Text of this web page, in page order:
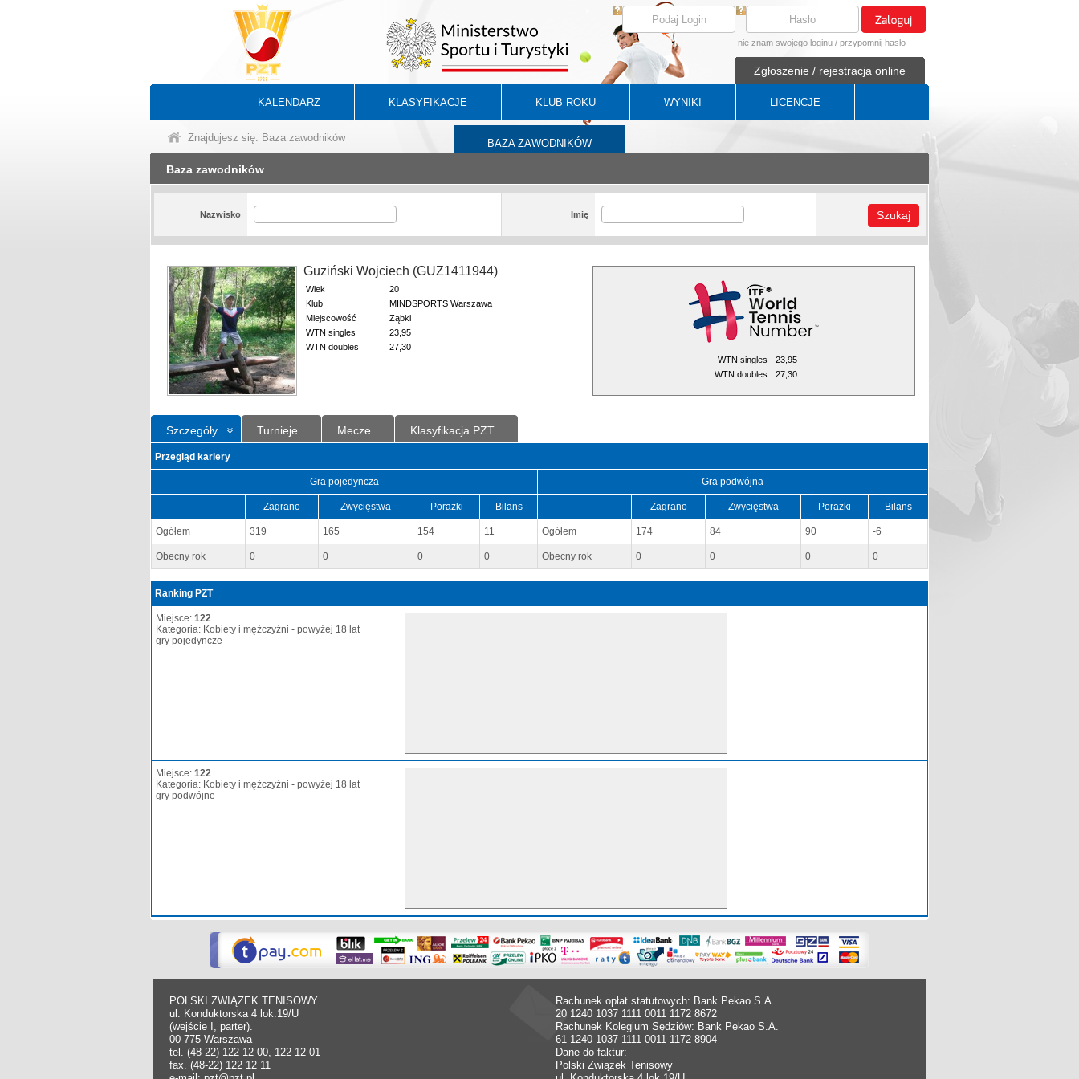
nie znam swojego loginu / przypomnij hasło
Zgłoszenie / rejestracja online
KALENDARZ KLASYFIKACJE KLUB ROKU WYNIKI LICENCJE
BAZA ZAWODNIKÓW
Znajdujesz się: Baza zawodników
Baza zawodników
Nazwisko Imię Szukaj
Guziński Wojciech (GUZ1411944)
Wiek
20
Klub
MINDSPORTS Warszawa
Miejscowość
Ząbki
WTN singles
23,95
WTN doubles
27,30
WTN singles
23,95
WTN doubles
27,30
Szczegóły Turnieje Mecze Klasyfikacja PZT
Przegląd kariery
Gra pojedyncza Gra podwójna
Zagrano Zwycięstwa Porażki Bilans Zagrano Zwycięstwa Porażki Bilans
Ogółem 319 165 154 11 Ogółem 174 84 90 -6
Obecny rok 0 0 0 0 Obecny rok 0 0 0 0
Ranking PZT
Miejsce: 122
Kategoria: Kobiety i mężczyźni - powyżej 18 lat
gry pojedyncze
Miejsce: 122
Kategoria: Kobiety i mężczyźni - powyżej 18 lat
gry podwójne
POLSKI ZWIĄZEK TENISOWY
ul. Konduktorska 4 lok.19/U
(wejście I, parter).
00-775 Warszawa
tel. (48-22) 122 12 00, 122 12 01
fax. (48-22) 122 12 11
Rachunek opłat statutowych: Bank Pekao S.A.
20 1240 1037 1111 0011 1172 8672
Rachunek Kolegium Sędziów: Bank Pekao S.A.
61 1240 1037 1111 0011 1172 8904
Dane do faktur:
Polski Związek Tenisowy